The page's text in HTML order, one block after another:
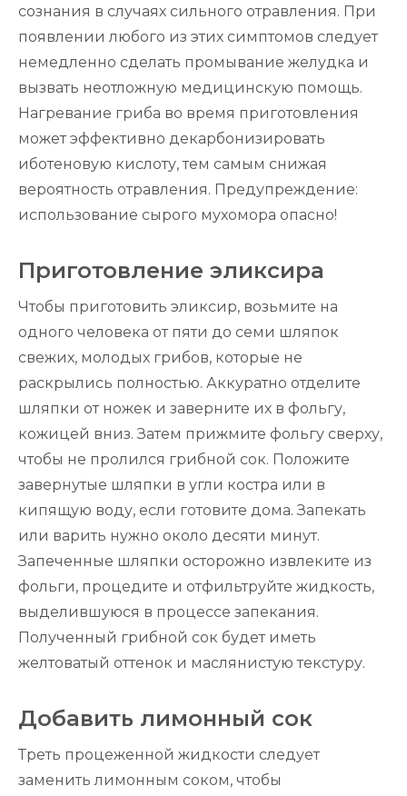
сознания в случаях сильного отравления. При
появлении любого из этих симптомов следует
немедленно сделать промывание желудка и
вызвать неотложную медицинскую помощь.
Нагревание гриба во время приготовления
может эффективно декарбонизировать
иботеновую кислоту, тем самым снижая
вероятность отравления. Предупреждение:
использование сырого мухомора опасно!
Приготовление эликсира
Чтобы приготовить эликсир, возьмите на
одного человека от пяти до семи шляпок
свежих, молодых грибов, которые не
раскрылись полностью. Аккуратно отделите
шляпки от ножек и заверните их в фольгу,
кожицей вниз. Затем прижмите фольгу сверху,
чтобы не пролился грибной сок. Положите
завернутые шляпки в угли костра или в
кипящую воду, если готовите дома. Запекать
или варить нужно около десяти минут.
Запеченные шляпки осторожно извлеките из
фольги, процедите и отфильтруйте жидкость,
выделившуюся в процессе запекания.
Полученный грибной сок будет иметь
желтоватый оттенок и маслянистую текстуру.
Добавить лимонный сок
Треть процеженной жидкости следует
заменить лимонным соком, чтобы